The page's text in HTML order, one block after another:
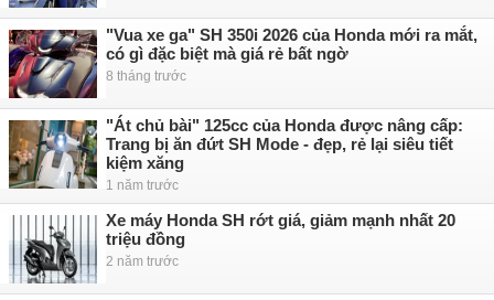
"Vua xe ga" SH 350i 2026 của Honda mới ra mắt,
có gì đặc biệt mà giá rẻ bất ngờ
8 tháng trước
"Át chủ bài" 125cc của Honda được nâng cấp:
Trang bị ăn đứt SH Mode - đẹp, rẻ lại siêu tiết
kiệm xăng
1 năm trước
Xe máy Honda SH rớt giá, giảm mạnh nhất 20
triệu đồng
2 năm trước